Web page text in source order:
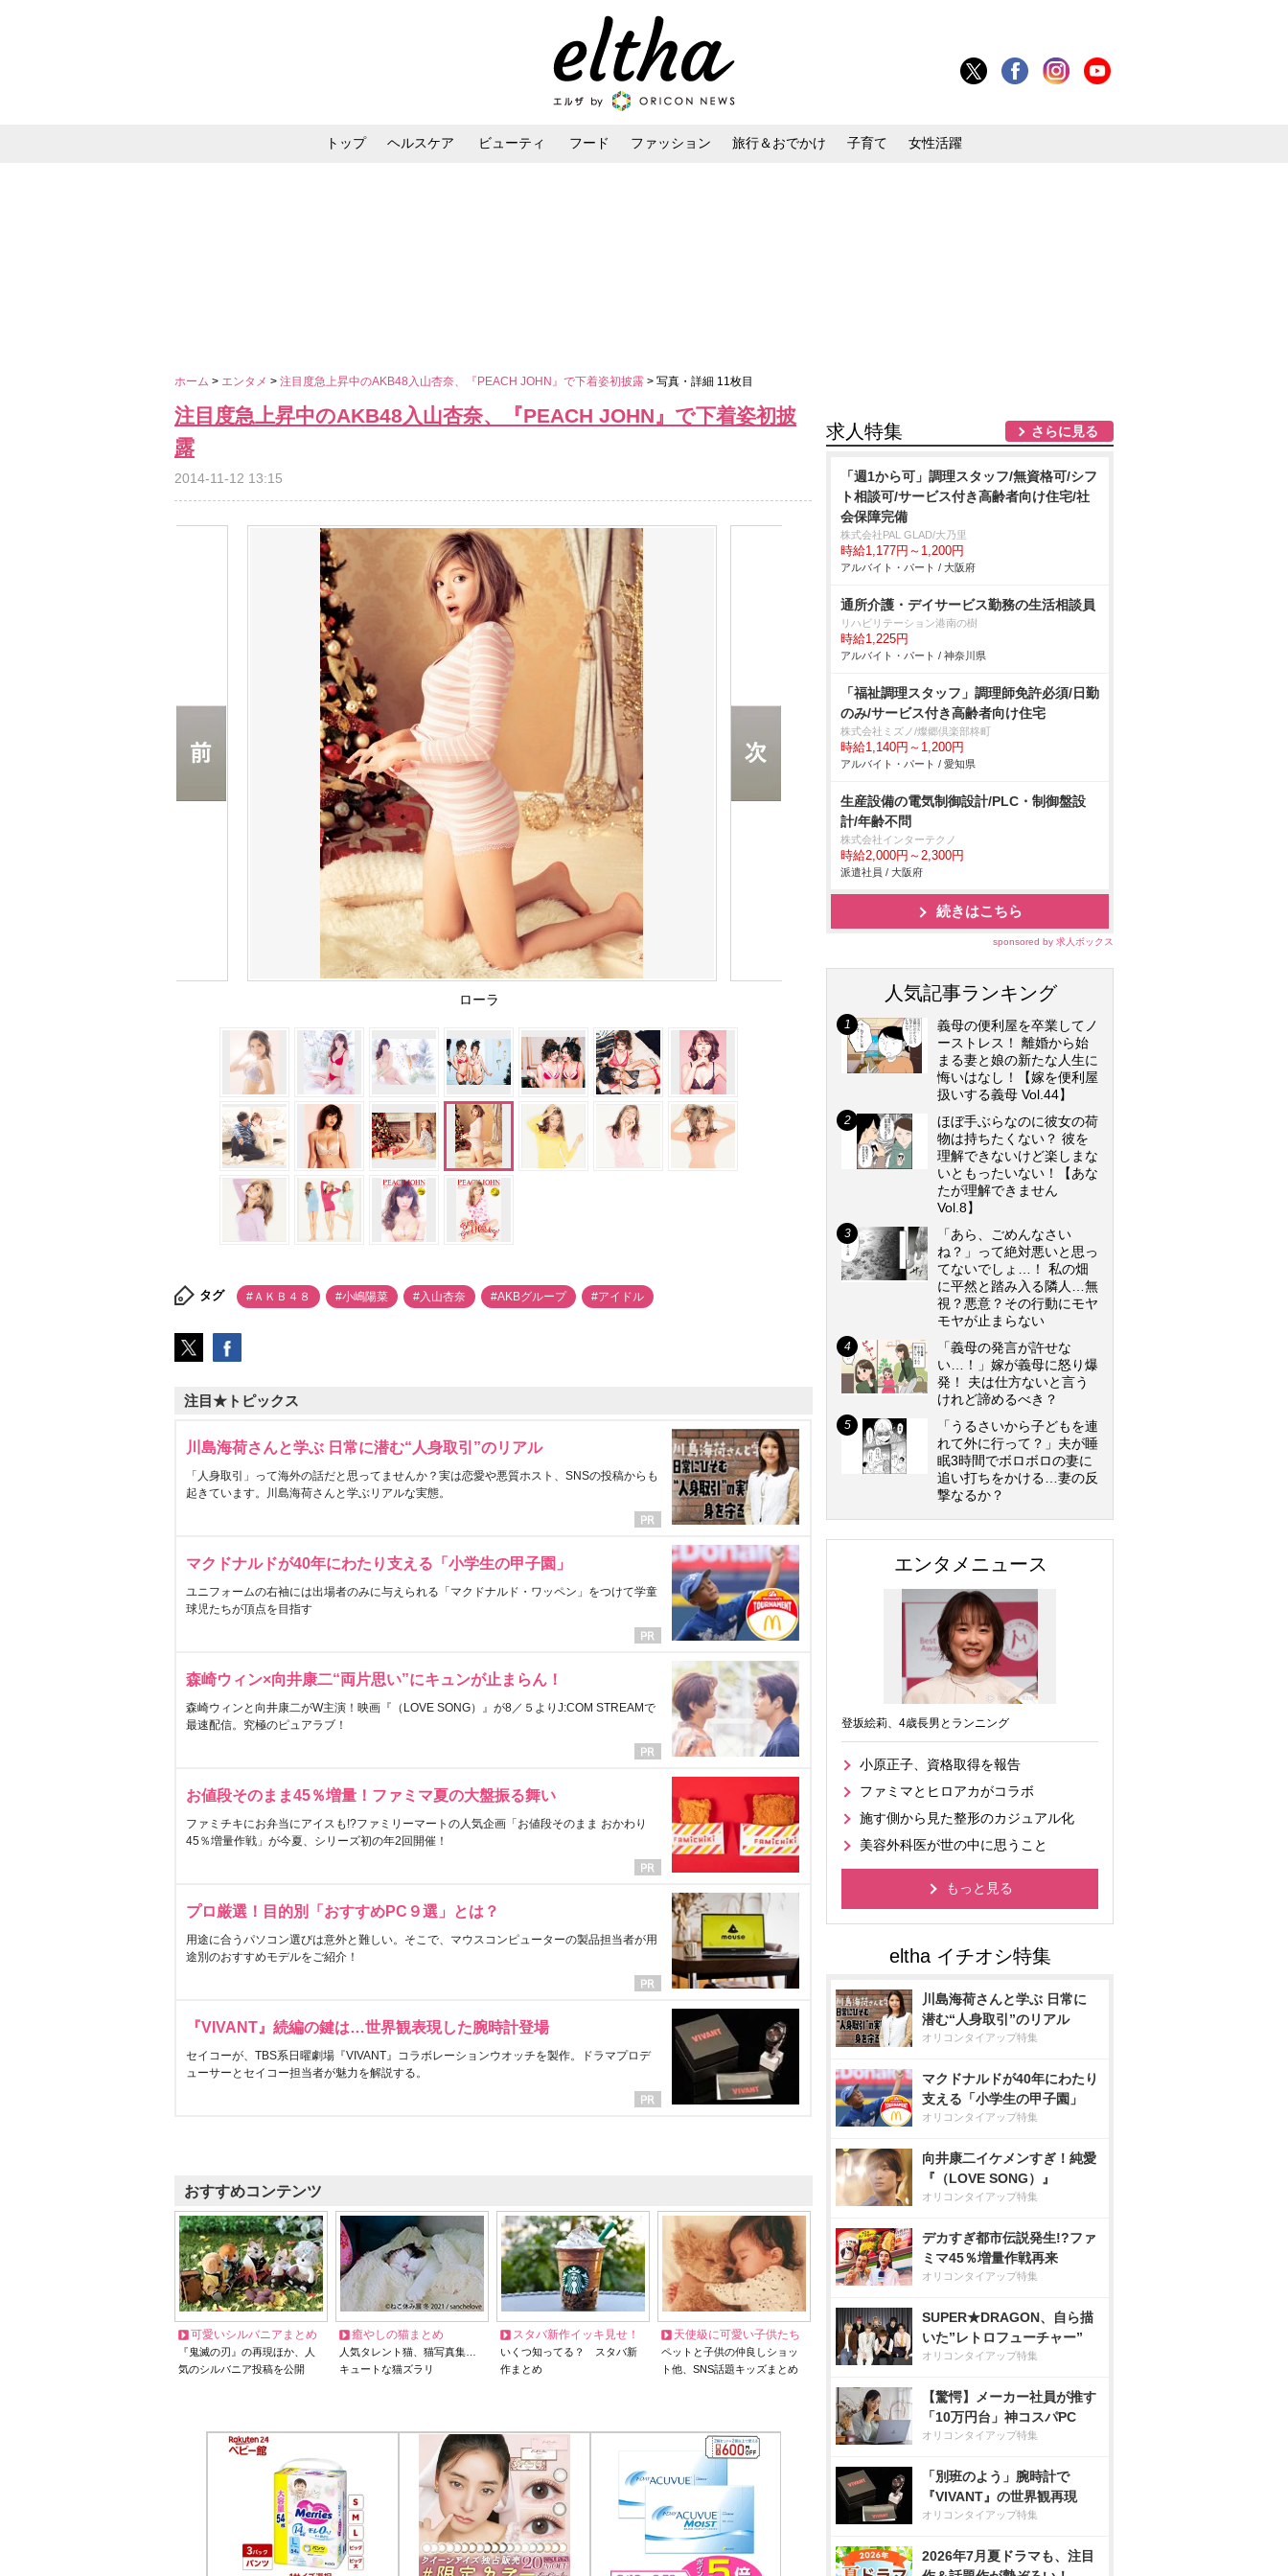
トップ ヘルスケア ビューティ フード ファッション 旅行＆おでかけ 子育て 女性活躍
ホーム > エンタメ > 注目度急上昇中のAKB48入山杏奈、『PEACH JOHN』で下着姿初披露 > 写真・詳細 11枚目
注目度急上昇中のAKB48入山杏奈、『PEACH JOHN』で下着姿初披
露
2014-11-12 13:15
ローラ
タグ #ＡＫＢ４８ #小嶋陽菜 #入山杏奈 #AKBグループ #アイドル
注目★トピックス
川島海荷さんと学ぶ 日常に潜む“人身取引”のリアル
「人身取引」って海外の話だと思ってませんか？実は恋愛や悪質ホスト、SNSの投稿からも
起きています。川島海荷さんと学ぶリアルな実態。
マクドナルドが40年にわたり支える「小学生の甲子園」
ユニフォームの右袖には出場者のみに与えられる「マクドナルド・ワッペン」をつけて学童
球児たちが頂点を目指す
森崎ウィン×向井康二“両片思い”にキュンが止まらん！
森崎ウィンと向井康二がW主演！映画『（LOVE SONG）』が8／５よりJ:COM STREAMで
最速配信。究極のピュアラブ！
お値段そのまま45％増量！ファミマ夏の大盤振る舞い
ファミチキにお弁当にアイスも!?ファミリーマートの人気企画「お値段そのまま おかわり
45％増量作戦」が今夏、シリーズ初の年2回開催！
プロ厳選！目的別「おすすめPC９選」とは？
用途に合うパソコン選びは意外と難しい。そこで、マウスコンピューターの製品担当者が用
途別のおすすめモデルをご紹介！
『VIVANT』続編の鍵は…世界観表現した腕時計登場
セイコーが、TBS系日曜劇場『VIVANT』コラボレーションウオッチを製作。ドラマプロデ
ューサーとセイコー担当者が魅力を解説する。
おすすめコンテンツ
可愛いシルバニアまとめ
『鬼滅の刃』の再現ほか、人
気のシルバニア投稿を公開
癒やしの猫まとめ
人気タレント猫、猫写真集…
キュートな猫ズラリ
スタバ新作イッキ見せ！
いくつ知ってる？ スタバ新
作まとめ
天使級に可愛い子供たち
ペットと子供の仲良しショッ
ト他、SNS話題キッズまとめ
求人特集 さらに見る
「週1から可」調理スタッフ/無資格可/シフ
ト相談可/サービス付き高齢者向け住宅/社
会保障完備
株式会社PAL GLAD/大乃里
時給1,177円～1,200円
アルバイト・パート / 大阪府
通所介護・デイサービス勤務の生活相談員
リハビリテーション港南の樹
時給1,225円
アルバイト・パート / 神奈川県
「福祉調理スタッフ」調理師免許必須/日勤
のみ/サービス付き高齢者向け住宅
株式会社ミズノ/燦郷倶楽部柊町
時給1,140円～1,200円
アルバイト・パート / 愛知県
生産設備の電気制御設計/PLC・制御盤設
計/年齢不問
株式会社インターテクノ
時給2,000円～2,300円
派遣社員 / 大阪府
続きはこちら
sponsored by 求人ボックス
人気記事ランキング
義母の便利屋を卒業してノ
ーストレス！ 離婚から始
まる妻と娘の新たな人生に
悔いはなし！【嫁を便利屋
扱いする義母 Vol.44】
ほぼ手ぶらなのに彼女の荷
物は持ちたくない？ 彼を
理解できないけど楽しまな
いともったいない！【あな
たが理解できません
Vol.8】
「あら、ごめんなさい
ね？」って絶対悪いと思っ
てないでしょ…！ 私の畑
に平然と踏み入る隣人…無
視？悪意？その行動にモヤ
モヤが止まらない
「義母の発言が許せな
い…！」嫁が義母に怒り爆
発！ 夫は仕方ないと言う
けれど諦めるべき？
「うるさいから子どもを連
れて外に行って？」夫が睡
眠3時間でボロボロの妻に
追い打ちをかける…妻の反
撃なるか？
エンタメニュース
登坂絵莉、4歳長男とランニング
小原正子、資格取得を報告
ファミマとヒロアカがコラボ
施す側から見た整形のカジュアル化
美容外科医が世の中に思うこと
もっと見る
川島海荷さんと学ぶ 日常に
潜む“人身取引”のリアル
オリコンタイアップ特集
マクドナルドが40年にわたり
支える「小学生の甲子園」
オリコンタイアップ特集
向井康二イケメンすぎ！純愛
『（LOVE SONG）』
オリコンタイアップ特集
デカすぎ都市伝説発生!?ファ
ミマ45％増量作戦再来
オリコンタイアップ特集
SUPER★DRAGON、自ら描
いた”レトロフューチャー”
オリコンタイアップ特集
【驚愕】メーカー社員が推す
「10万円台」神コスパPC
オリコンタイアップ特集
「別班のよう」腕時計で
『VIVANT』の世界観再現
オリコンタイアップ特集
2026年7月夏ドラマも、注目